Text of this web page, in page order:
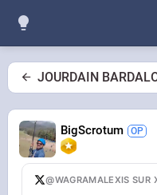
JOURDAIN
BigScrotum
@WAGRAMALEXIS SUR